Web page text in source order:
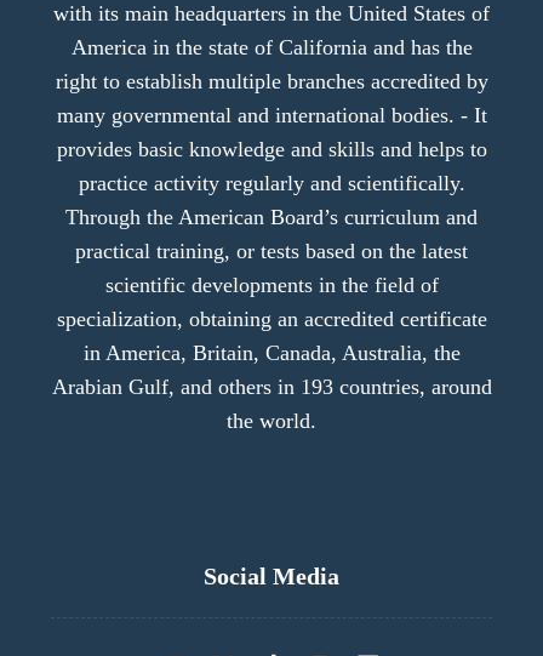
with its main headquarters in the United States of
America in the state of California and has the
right to establish multiple branches accredited by
many governmental and international bodies. - It
provides basic knowledge and skills and helps to
practice activity regularly and scientifically.
Through the American Board’s curriculum and
practical training, or tests based on the latest
scientific developments in the field of
specialization, obtaining an accredited certificate
in America, Britain, Canada, Australia, the
Arabian Gulf, and others in 193 countries, around
the world.
Social Media